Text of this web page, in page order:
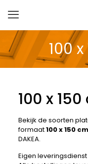
100
100 x
Bekijk de soorten
formaat100 x 150
DAKEA.
Eigen leveringsdienst